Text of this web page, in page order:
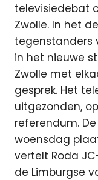
televisiedebat
Zwolle. In het
tegenstanders
in het nieuwe
Zwolle met
gesprek. Het
uitgezonden,
referendum.
woensdag
vertelt Roda
de Limburgse